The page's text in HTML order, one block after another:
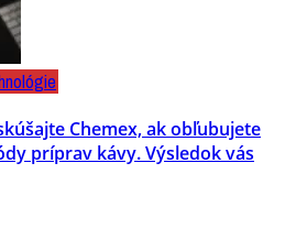
Chemex, ak obľubujete
príprav kávy. Výsledok vás